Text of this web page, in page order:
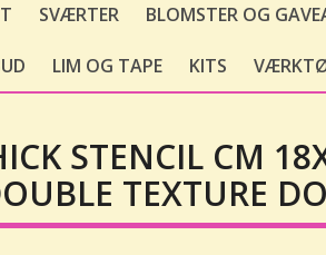
SVÆRTER BLOMSTER OG
LIM OG TAPE KITS
STENCIL CM
TEXTURE